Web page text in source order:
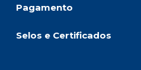
Pagamento
Selos e Certificados